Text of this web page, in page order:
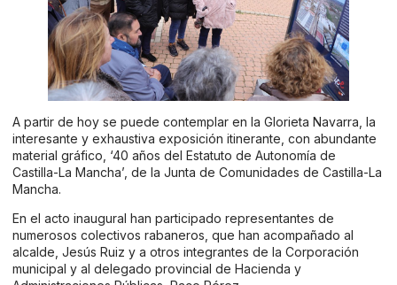
A partir de hoy se puede contemplar en la Glorieta Navarra, la
interesante y exhaustiva exposición itinerante, con abundante
material gráfico, ‘40 años del Estatuto de Autonomía de
Castilla-La Mancha’, de la Junta de Comunidades de Castilla-La
Mancha.
En el acto inaugural han participado representantes de
numerosos colectivos rabaneros, que han acompañado al
alcalde, Jesús Ruiz y a otros integrantes de la Corporación
municipal y al delegado provincial de Hacienda y